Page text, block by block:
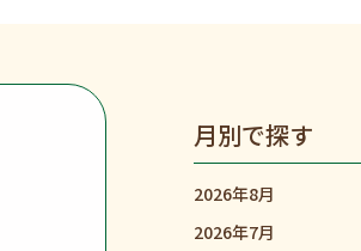
月別で探す
2026年8月
2026年7月